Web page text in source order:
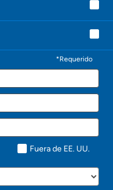
*Requerido
Fuera de EE. UU.